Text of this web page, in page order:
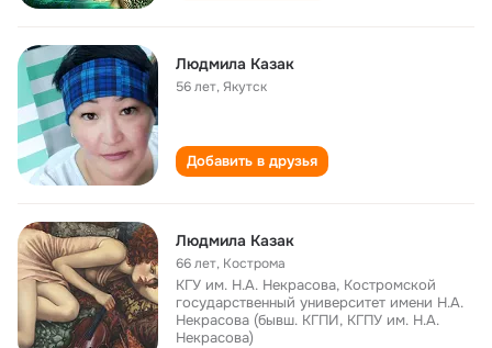
Людмила Казак
56 лет,Якутск
Добавить в друзья
Людмила Казак
66 лет, Кострома
КГУ им. Н.А. Некрасова, Костромской
государственный университет имени Н.А.
Некрасова (бывш. КГПИ, КГПУ им. Н.А.
Некрасова)